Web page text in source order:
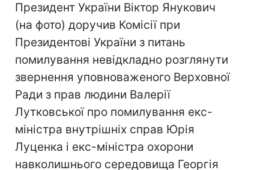
Президент України Віктор Янукович
(на фото) доручив Комісії при
Президентові України з питань
помилування невідкладно розглянути
звернення уповноваженого Верховної
Ради з прав людини Валерії
Лутковської про помилування екс-
міністра внутрішніх справ Юрія
Луценка і екс-міністра охорони
навколишнього середовища Георгія